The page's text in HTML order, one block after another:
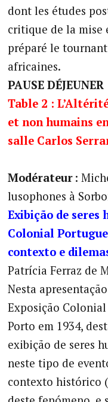
dont les études
critique de la mise
préparé le
africaines.
PAUSE DÉJEUNER
Table 2 :
et non humains
salle Carlos
Modérateur :
lusophones à
Exibição de seres
Colonial
contexto e
Patrícia Ferraz de
Nesta
Exposição
Porto em 1934,
exibição de seres
neste tipo de
contexto histórico